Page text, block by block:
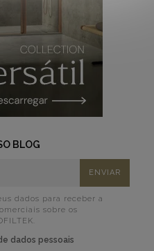
BLOG
dados para receber a
sobre os
dados pessoais